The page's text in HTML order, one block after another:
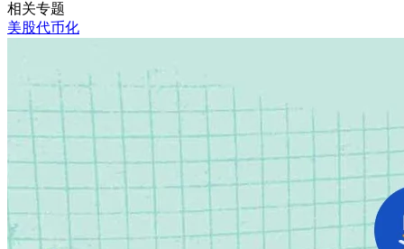
相关专题
美股代币化